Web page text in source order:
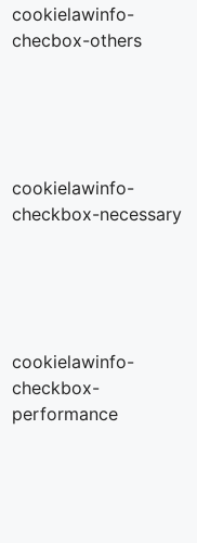
cookielawinfo-
checbox-others
cookielawinfo-
checkbox-necessary
cookielawinfo-
checkbox-
performance